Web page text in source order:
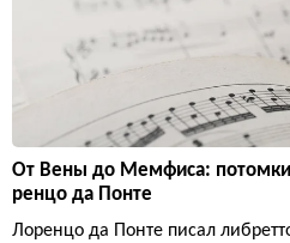
От Вены до Мемфиса: потомки
ренцо да Понте
Лоренцо да Понте писал